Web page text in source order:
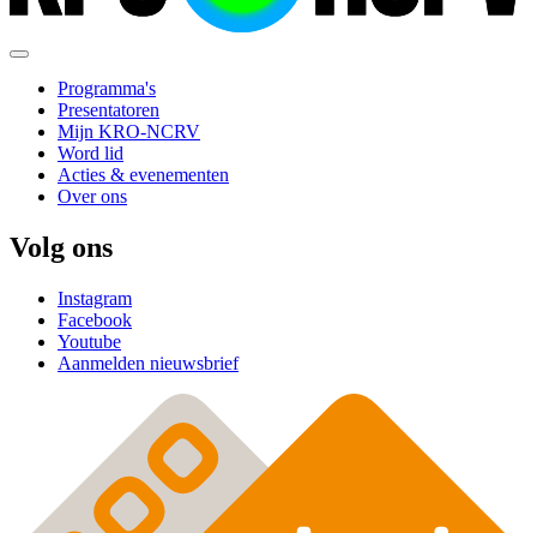
Programma's
Presentatoren
Mijn KRO-NCRV
Word lid
Acties & evenementen
Over ons
Volg ons
Instagram
Facebook
Youtube
Aanmelden nieuwsbrief